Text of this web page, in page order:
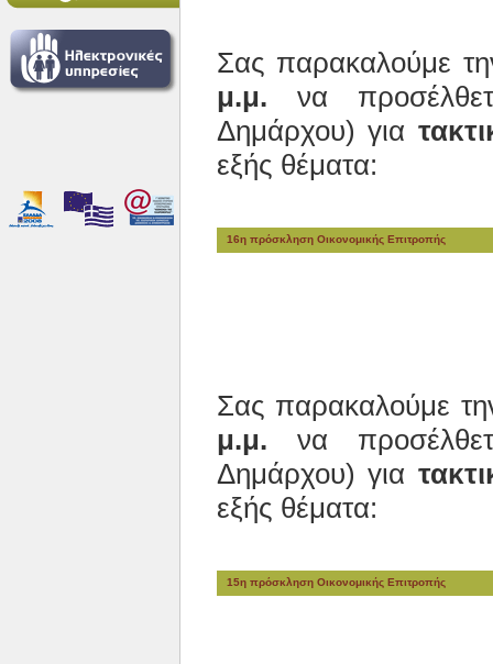
Σας παρακαλούμε
μ.μ. να
Δημάρχου) για
εξής θέματα:
16η πρόσκληση Οικονομικής Επιτροπής
Σας παρακαλούμε
μ.μ. να
Δημάρχου) για
εξής θέματα:
15η πρόσκληση Οικονομικής Επιτροπής